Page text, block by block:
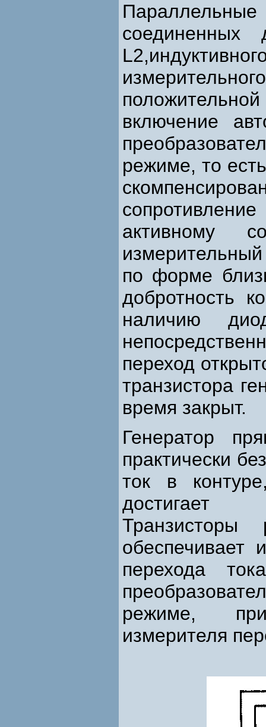
соединенных
включение
режиме, то
активному
по форме
добротность
наличию
переход
транзистора
время закрыт.
Генератор
практически
ток в
достигает
обеспечивает
перехода
режиме, при
измерителя